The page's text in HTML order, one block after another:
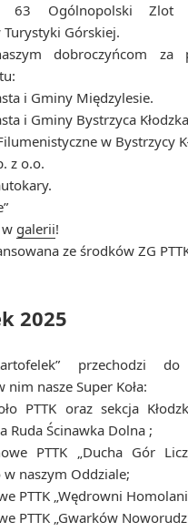
63 Ogólnopolski Zlot
Górskiej.
dobroczyńcom za
i Gminy Międzylesie.
i Gminy Bystrzyca
w Bystrzycy
z o.o.
galerii!
ze środków ZG
2025
przechodzi do
nim nasze Super Koła:
PTTK oraz sekcja
Ruda Ścinawka Dolna ;
PTTK „Ducha Gór
w naszym Oddziale;
PTTK „Wędrowni
PTTK „Gwarków